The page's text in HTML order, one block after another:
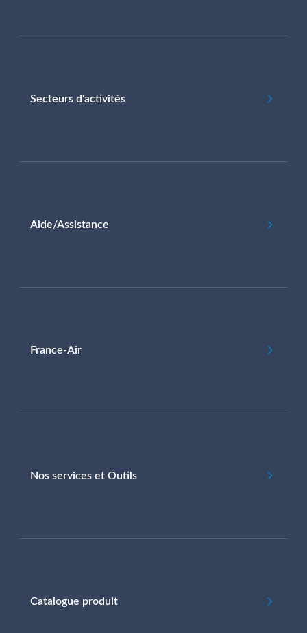
Secteurs d'activités
Aide/Assistance
France-Air
Nos services et Outils
Catalogue produit